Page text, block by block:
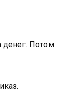
денег. Потом